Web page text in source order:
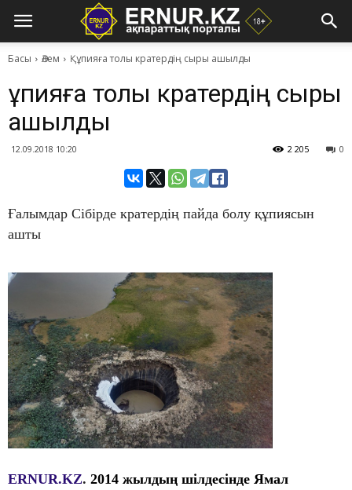
Басы Әлем Құпияға толы кратердің сыры ашылды
Құпияға толы кратердің сыры
ашылды
12.09.2018 10:20 0
2 205
Ғалымдар Сібірде кратердің пайда болу құпиясын
ашты
ERNUR.KZ. 2014 жылдың шілдесінде Ямал